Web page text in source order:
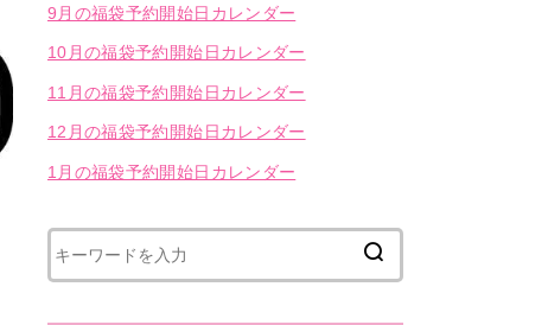
9月の福袋予約開始日カレンダー
10月の福袋予約開始日カレンダー
11月の福袋予約開始日カレンダー
12月の福袋予約開始日カレンダー
1月の福袋予約開始日カレンダー